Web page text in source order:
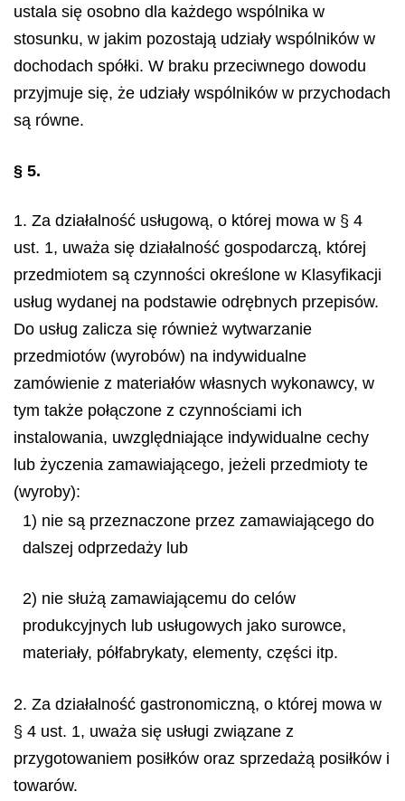
ustala się osobno dla każdego wspólnika w
stosunku, w jakim pozostają udziały wspólników w
dochodach spółki. W braku przeciwnego dowodu
przyjmuje się, że udziały wspólników w przychodach
są równe.
§ 5.
1. Za działalność usługową, o której mowa w § 4
ust. 1, uważa się działalność gospodarczą, której
przedmiotem są czynności określone w Klasyfikacji
usług wydanej na podstawie odrębnych przepisów.
Do usług zalicza się również wytwarzanie
przedmiotów (wyrobów) na indywidualne
zamówienie z materiałów własnych wykonawcy, w
tym także połączone z czynnościami ich
instalowania, uwzględniające indywidualne cechy
lub życzenia zamawiającego, jeżeli przedmioty te
(wyroby):
1) nie są przeznaczone przez zamawiającego do
dalszej odprzedaży lub
2) nie służą zamawiającemu do celów
produkcyjnych lub usługowych jako surowce,
materiały, półfabrykaty, elementy, części itp.
2. Za działalność gastronomiczną, o której mowa w
§ 4 ust. 1, uważa się usługi związane z
przygotowaniem posiłków oraz sprzedażą posiłków i
towarów.